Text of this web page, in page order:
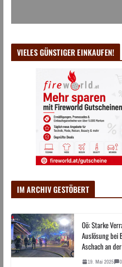
VIELES GÜNSTIGER EINKAUFEN!
IM ARCHIV GESTÖBERT
Oö: Starke
Auslösung bei
Aschach an
19. Mai 2025